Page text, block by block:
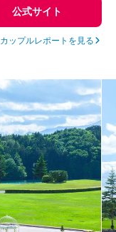
公式サイト
カップルレポートを見る